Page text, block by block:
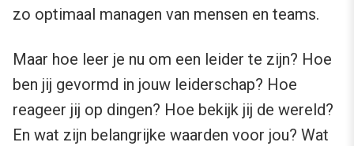
zo optimaal managen van mensen en teams.
Maar hoe leer je nu om een leider te zijn? Hoe
ben jij gevormd in jouw leiderschap? Hoe
reageer jij op dingen? Hoe bekijk jij de wereld?
En wat zijn belangrijke waarden voor jou? Wat